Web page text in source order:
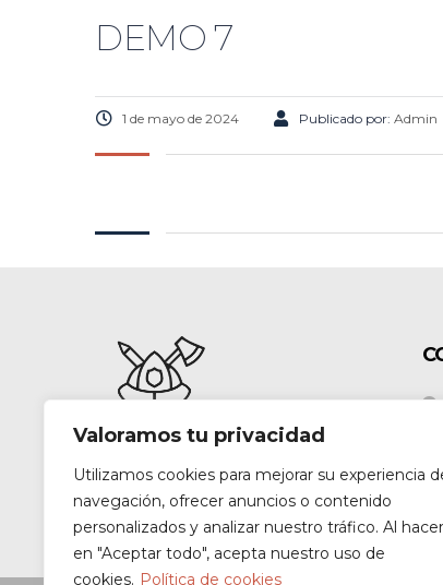
Valoramos tu privacidad
Utilizamos cookies para mejorar su experiencia
navegación, ofrecer anuncios o contenido
personalizados y analizar nuestro tráfico. Al
en "Aceptar todo", acepta nuestro uso de
cookies. Política de cookies
DEMO 7
1 de mayo de 2024 Publicado por: Admin